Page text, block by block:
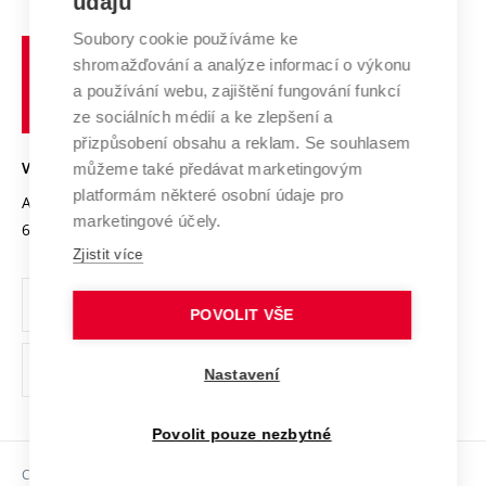
Systém zajišťování kvality výzkumu
Výzkumné infrastruktury
Transfer znalostí
Open Science
Projekty
Projekty ze strukturálních fondů
Specifický výzkum
Spolupráce se školami
Služby univerzity
Mezinárodní dohody
Univerzitní sítě
Profil univerzity
Udržitelná univerzita
Podnikavá univerzita / ContriBUTe
Bezpečná univerzita
Vyznamenání
Organizační struktura
Ochrana osobních údajů
odkaz)
Sociální bezpečí
učení
technické
VYSOKÉ UČENÍ TECHNICKÉ V BRNĚ
Antonínská 548/1
602 00 Brno
www.vut.cz
vut@vutbr.cz
Copyright © 2026 VUT
Soubory cookie používáme ke
shromažďování a analýze informací o výkonu
a používání webu, zajištění fungování funkcí
ze sociálních médií a ke zlepšení a
přizpůsobení obsahu a reklam. Se souhlasem
můžeme také předávat marketingovým
platformám některé osobní údaje pro
marketingové účely.
Zjistit více
POVOLIT VŠE
Nastavení
Povolit pouze nezbytné